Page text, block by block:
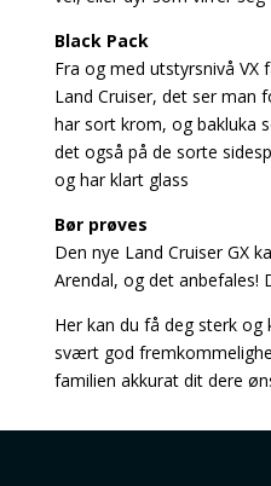
Black Pack
Fra og med utstyrsnivå VX
Land Cruiser, det ser man
har sort krom, og bakluka
det også på de sorte
og har klart glass
Bør prøves
Den nye Land Cruiser GX
Arendal, og det anbefales!
Her kan du få deg sterk
svært god
familien akkurat dit dere